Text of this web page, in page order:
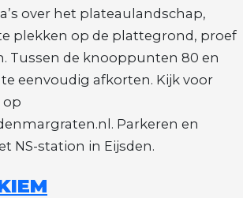
over het plateaulandschap,
plekken op de plattegrond, proef
Tussen de knooppunten 80 en
eenvoudig afkorten. Kijk voor
op
Parkeren en
NS-station in Eijsden.